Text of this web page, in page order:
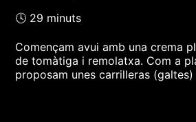
🕓 29 minuts
Començam avui amb una crema
de tomàtiga i remolatxa. Com a
proposam unes carrilleras